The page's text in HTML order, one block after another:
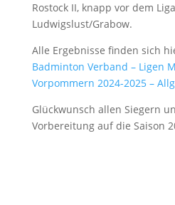
Rostock II, knapp vor dem
Ludwigslust/Grabow.
Alle Ergebnisse finden sich
Badminton Verband – Ligen
Vorpommern 2024-2025 –
Glückwunsch allen Siegern
Vorbereitung auf die Saison